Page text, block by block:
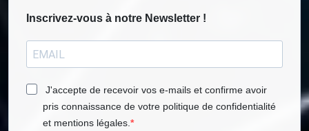
Inscrivez-vous à notre Newsletter !
J'accepte de recevoir vos e-mails et confirme avoir
pris connaissance de votre politique de confidentialité
et mentions légales.